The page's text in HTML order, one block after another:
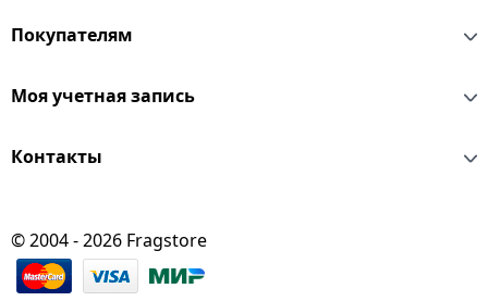
Покупателям
Моя учетная запись
Контакты
© 2004 - 2026 Fragstore